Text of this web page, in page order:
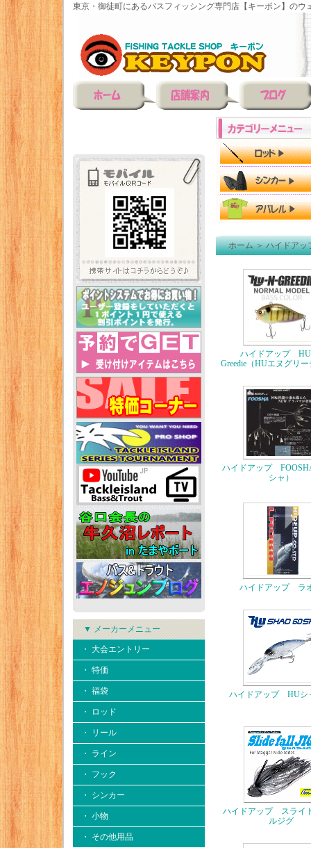
東京・御徒町にあるバスフィッシング専門店【キーポン】のウ
▼ メーカーメニュー
・ 大会エントリー
・ 特価
・ 福袋
・ ロッド
・ リール
・ ライン
・ フック
・ シンカー
・ 小物
・ その他用品
ホーム＞ハイドアッ
ハイドアップ
Greedie（HUエヌグリ
ハイドアップ
シャ）
ハイドアップ ラ
ハイドアップ HUシ
ハイドアップ スライ
ルジグ